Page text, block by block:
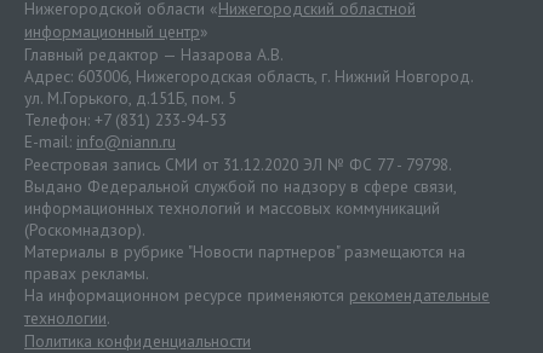
Нижегородской области «Нижегородский областной
информационный центр»
Главный редактор — Назарова А.В.
Адрес: 603006, Нижегородская область, г. Нижний Новгород.
ул. М.Горького, д.151Б, пом. 5
Телефон: +7 (831) 233-94-53
E-mail: info@niann.ru
Реестровая запись СМИ от 31.12.2020 ЭЛ № ФС 77 - 79798.
Выдано Федеральной службой по надзору в сфере связи,
информационных технологий и массовых коммуникаций
(Роскомнадзор).
Материалы в рубрике "Новости партнеров" размещаются на
правах рекламы.
На информационном ресурсе применяются рекомендательные
технологии.
Политика конфиденциальности